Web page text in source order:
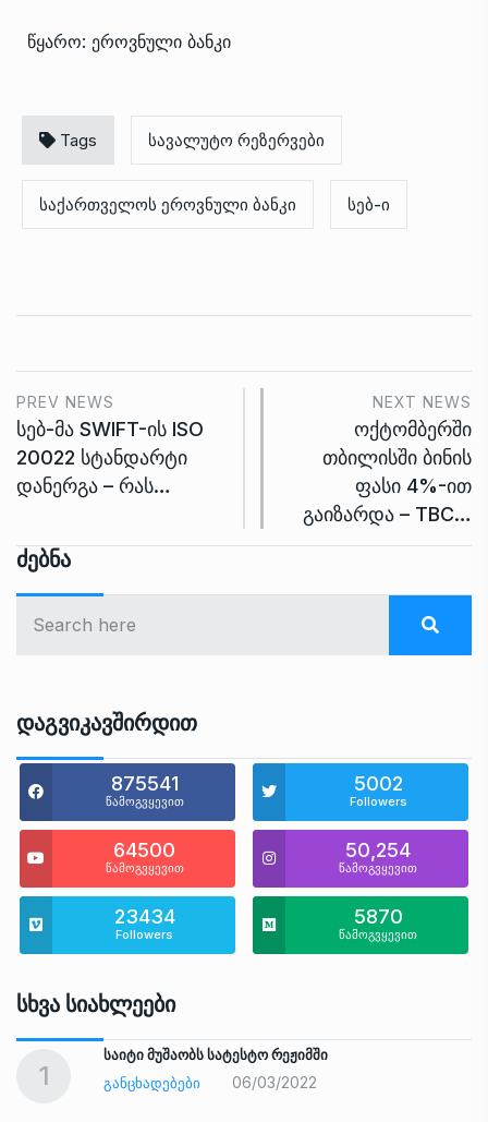
წყარო: ეროვნული ბანკი
Tags სავალუტო რეზერვები
საქართველოს ეროვნული ბანკი სებ-ი
PREV NEWS
სებ-მა SWIFT-ის ISO
20022 სტანდარტი
დანერგა – რას…
NEXT NEWS
ოქტომბერში
თბილისში ბინის
ფასი 4%-ით
გაიზარდა – TBC…
Ძებნა
Დაგვიკავშირდით
875541
წამოგვყევით
5002
Followers
64500
წამოგვყევით
50,254
წამოგვყევით
23434
Followers
5870
წამოგვყევით
Სხვა Სიახლეები
1
საიტი მუშაობს სატესტო რეჟიმში
ᲒᲐᲜᲪᲮᲐᲓᲔᲑᲔᲑᲘ
06/03/2022